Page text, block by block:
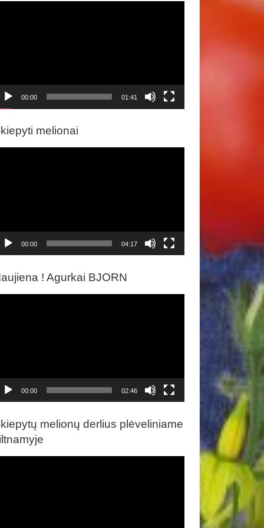
00:00 01:41
melionai
00:00 04:17
! Agurkai BJORN
00:00 02:46
melionų derlius plėveliniame